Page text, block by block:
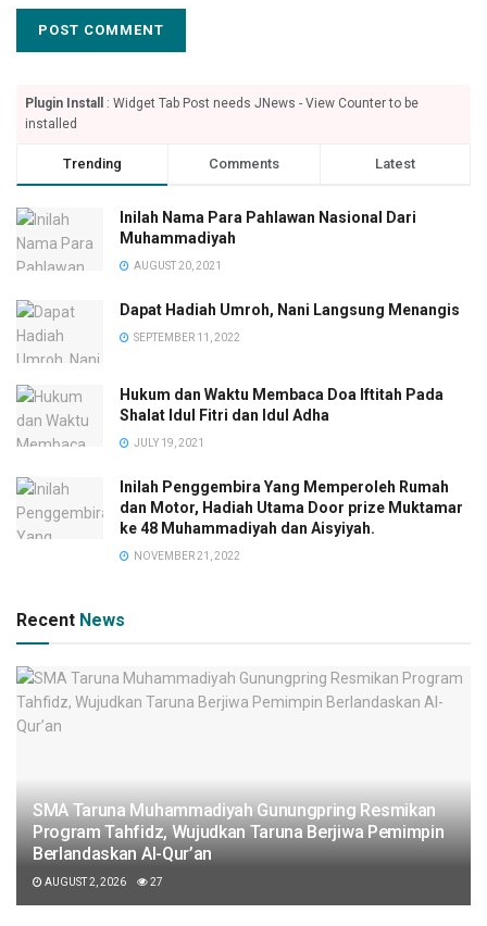
Plugin Install
: Widget Tab Post needs JNews - View Counter to be
installed
Trending Comments Latest
Inilah Nama Para Pahlawan Nasional Dari
Muhammadiyah
AUGUST 20, 2021
Dapat Hadiah Umroh, Nani Langsung Menangis
SEPTEMBER 11, 2022
Hukum dan Waktu Membaca Doa Iftitah Pada
Shalat Idul Fitri dan Idul Adha
JULY 19, 2021
Inilah Penggembira Yang Memperoleh Rumah
dan Motor, Hadiah Utama Door prize Muktamar
ke 48 Muhammadiyah dan Aisyiyah.
NOVEMBER 21, 2022
Recent News
SMA Taruna Muhammadiyah Gunungpring Resmikan
Program Tahfidz, Wujudkan Taruna Berjiwa Pemimpin
Berlandaskan Al-Qur’an
AUGUST 2, 2026 27